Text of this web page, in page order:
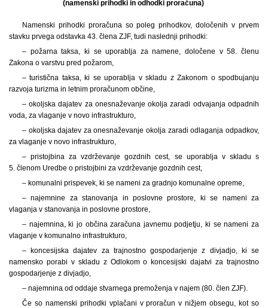
(namenski prihodki in odhodki proračuna)
Namenski prihodki proračuna so poleg prihodkov, določenih v prvem
stavku prvega odstavka 43. člena ZJF, tudi naslednji prihodki:
– požarna taksa, ki se uporablja za namene, določene v 58. členu
Zakona o varstvu pred požarom,
– turistična taksa, ki se uporablja v skladu z Zakonom o spodbujanju
razvoja turizma in letnim proračunom občine,
– okoljska dajatev za onesnaževanje okolja zaradi odvajanja odpadnih
voda, za vlaganje v novo infrastrukturo,
– okoljska dajatev za onesnaževanje okolja zaradi odlaganja odpadkov,
za vlaganje v novo infrastrukturo,
– pristojbina za vzdrževanje gozdnih cest, se uporablja v skladu s
5. členom Uredbe o pristojbini za vzdrževanje gozdnih cest,
– komunalni prispevek, ki se nameni za gradnjo komunalne opreme,
– najemnine za stanovanja in poslovne prostore, ki se nameni za
vlaganja v stanovanja in poslovne prostore,
– najemnina, ki jo občina zaračuna javnemu podjetju, ki se nameni za
vlaganje v komunalno infrastrukturo,
– koncesijska dajatev za trajnostno gospodarjenje z divjadjo, ki se
namensko porabi v skladu z Odlokom o koncesijski dajatvi za trajnostno
gospodarjenje z divjadjo,
– najemnina od oddaje stvarnega premoženja v najem (80. člen ZJF).
Če so namenski prihodki vplačani v proračun v nižjem obsegu, kot so